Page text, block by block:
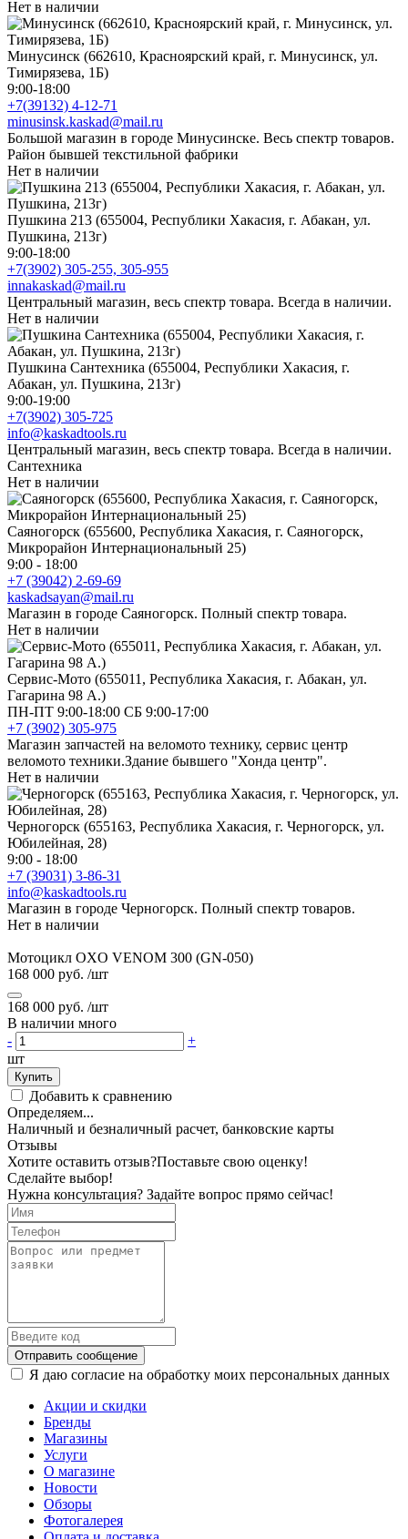
Нет в наличии
Минусинск (662610, Красноярский край, г. Минусинск, ул.
Тимирязева, 1Б)
9:00-18:00
+7(39132) 4-12-71
minusinsk.kaskad@mail.ru
Большой магазин в городе Минусинске. Весь спектр товаров.
Район бывшей текстильной фабрики
Нет в наличии
Пушкина 213 (655004, Республики Хакасия, г. Абакан, ул.
Пушкина, 213г)
9:00-18:00
+7(3902) 305-255, 305-955
innakaskad@mail.ru
Центральный магазин, весь спектр товара. Всегда в наличии.
Нет в наличии
Пушкина Сантехника (655004, Республики Хакасия, г.
Абакан, ул. Пушкина, 213г)
9:00-19:00
+7(3902) 305-725
info@kaskadtools.ru
Центральный магазин, весь спектр товара. Всегда в наличии.
Сантехника
Нет в наличии
Саяногорск (655600, Республика Хакасия, г. Саяногорск,
Микрорайон Интернациональный 25)
9:00 - 18:00
+7 (39042) 2-69-69
kaskadsayan@mail.ru
Магазин в городе Саяногорск. Полный спектр товара.
Нет в наличии
Сервис-Мото (655011, Республика Хакасия, г. Абакан, ул.
Гагарина 98 А.)
ПН-ПТ 9:00-18:00 СБ 9:00-17:00
+7 (3902) 305-975
Магазин запчастей на веломото технику, сервис центр
веломото техники.Здание бывшего "Хонда центр".
Нет в наличии
Черногорск (655163, Республика Хакасия, г. Черногорск, ул.
Юбилейная, 28)
9:00 - 18:00
+7 (39031) 3-86-31
info@kaskadtools.ru
Магазин в городе Черногорск. Полный спектр товаров.
Нет в наличии
Мотоцикл OXO VENOM 300 (GN-050)
168 000 руб. /шт
168 000 руб. /шт
В наличии много
-
+
шт
Купить
Добавить к сравнению
Определяем...
Наличный и безналичный расчет, банковские карты
Отзывы
Хотите оставить отзыв?Поставьте свою оценку!
Сделайте выбор!
Нужна консультация? Задайте вопрос прямо сейчас!
Отправить сообщение
Я даю согласие на обработку моих персональных данных
Акции и скидки
Бренды
Магазины
Услуги
О магазине
Новости
Обзоры
Фотогалерея